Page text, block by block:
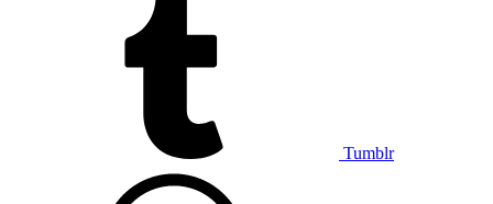
Tumblr